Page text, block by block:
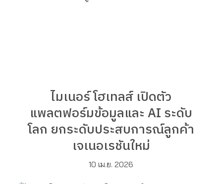
ไมเนอร์ โฮเทลส์ เปิดตัว
แพลตฟอร์มข้อมูลและ AI ระดับ
โลก ยกระดับประสบการณ์ลูกค้า
เจเนอเรชันใหม่
10 เม.ย. 2026